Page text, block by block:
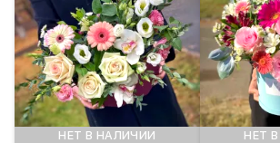
НЕТ В НАЛИЧИИ НЕТ